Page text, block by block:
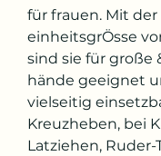
für frauen. Mit der
einheitsgrÖsse
sind sie für große
hände geeignet
vielseitig
Kreuzheben, bei
Latziehen, Ruder-